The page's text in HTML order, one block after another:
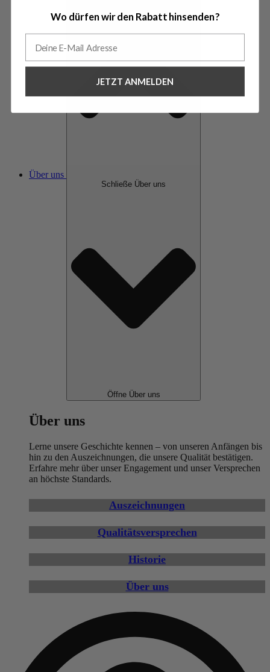
Über uns
Schließe Über uns
Öffne Über uns
Über uns
Lerne unsere Geschichte kennen – von unseren Anfängen bis
hin zu den Auszeichnungen, die unsere Qualität bestätigen.
Erfahre mehr über unser Engagement und unser Versprechen
an höchste Standards.
Auszeichnungen
Qualitätsversprechen
Historie
Über uns
Wo dürfen wir den Rabatt hinsenden?
JETZT ANMELDEN